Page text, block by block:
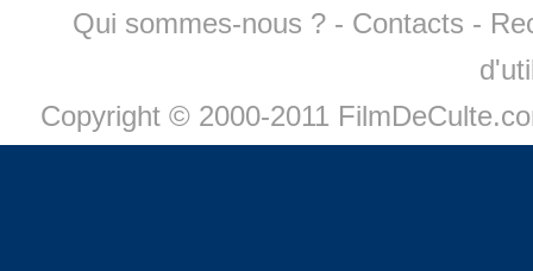
Qui sommes-nous ? - Contacts -
Copyright © 2000-2011